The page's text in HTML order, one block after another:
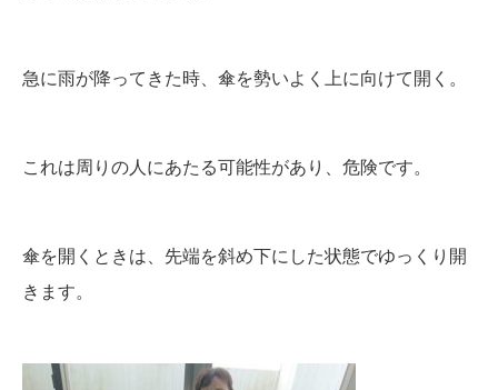
急に雨が降ってきた時、傘を勢いよく上に向けて開く。
これは周りの人にあたる可能性があり、危険です。
傘を開くときは、先端を斜め下にした状態でゆっくり開
きます。